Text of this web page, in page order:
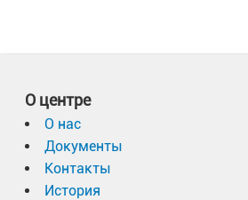
О центре
О нас
Документы
Контакты
История